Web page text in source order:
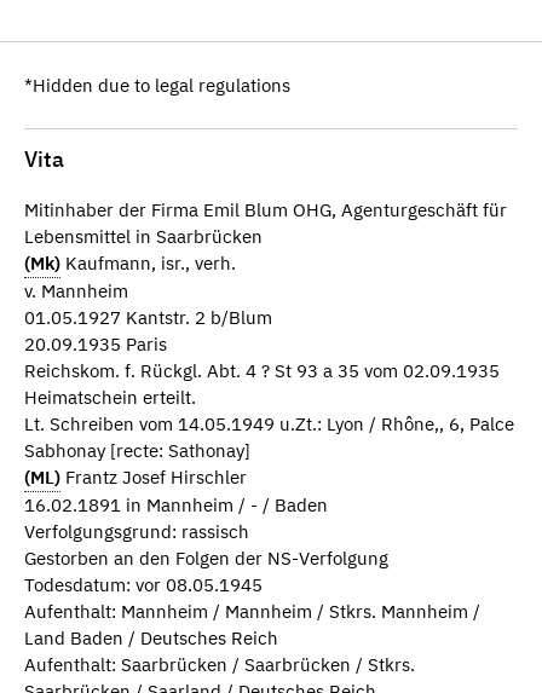
*Hidden due to legal regulations
Vita
Mitinhaber der Firma Emil Blum OHG, Agenturgeschäft für
Lebensmittel in Saarbrücken
(Mk) Kaufmann, isr., verh.
v. Mannheim
01.05.1927 Kantstr. 2 b/Blum
20.09.1935 Paris
Reichskom. f. Rückgl. Abt. 4 ? St 93 a 35 vom 02.09.1935
Heimatschein erteilt.
Lt. Schreiben vom 14.05.1949 u.Zt.: Lyon / Rhône,, 6, Palce
Sabhonay [recte: Sathonay]
(ML) Frantz Josef Hirschler
16.02.1891 in Mannheim / - / Baden
Verfolgungsgrund: rassisch
Gestorben an den Folgen der NS-Verfolgung
Todesdatum: vor 08.05.1945
Aufenthalt: Mannheim / Mannheim / Stkrs. Mannheim /
Land Baden / Deutsches Reich
Aufenthalt: Saarbrücken / Saarbrücken / Stkrs.